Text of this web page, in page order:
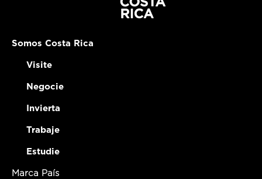
Somos Costa Rica
Visite
Negocie
Invierta
Trabaje
Estudie
Marca País